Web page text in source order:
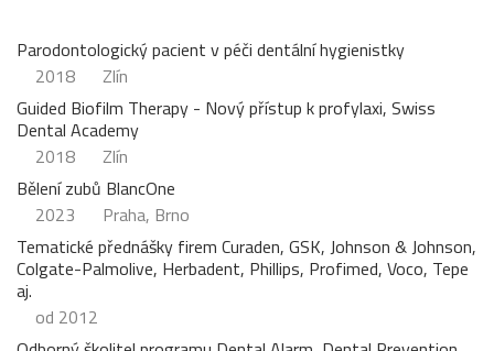
Parodontologický pacient v péči dentální hygienistky
2018
Zlín
Guided Biofilm Therapy - Nový přístup k profylaxi, Swiss
Dental Academy
2018
Zlín
Bělení zubů BlancOne
2023
Praha, Brno
Tematické přednášky firem Curaden, GSK, Johnson & Johnson,
Colgate-Palmolive, Herbadent, Phillips, Profimed, Voco, Tepe
aj.
od 2012